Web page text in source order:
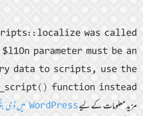
was called
parameter must be an
data to scripts, use the
مزید معلومات کے لیےWordPress میں ڈی بگنگ